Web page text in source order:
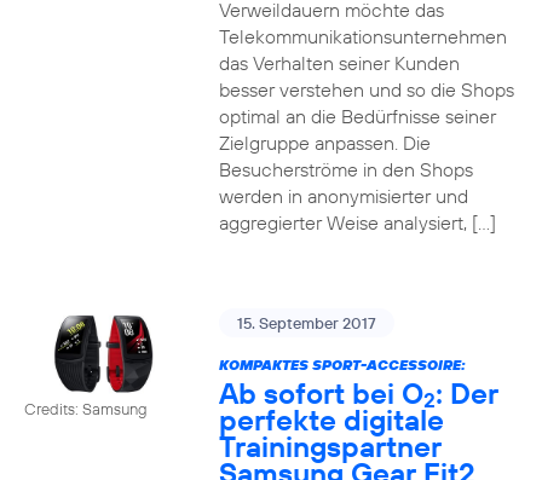
Verweildauern möchte das
Telekommunikationsunternehmen
das Verhalten seiner Kunden
besser verstehen und so die Shops
optimal an die Bedürfnisse seiner
Zielgruppe anpassen. Die
Besucherströme in den Shops
werden in anonymisierter und
aggregierter Weise analysiert, […]
Credits: Samsung
15. September 2017
KOMPAKTES SPORT-ACCESSOIRE:
Ab sofort bei O2: Der
perfekte digitale
Trainingspartner
Samsung Gear Fit2